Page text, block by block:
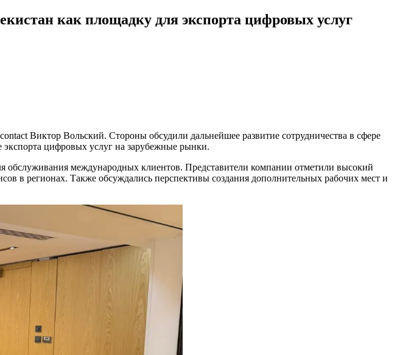
как площадку для экспорта цифровых услуг
Виктор Вольский. Стороны обсудили дальнейшее развитие сотрудничества в сфере
экспорта цифровых услуг на зарубежные рынки.
обслуживания международных клиентов. Представители компании отметили высокий
в регионах. Также обсуждались перспективы создания дополнительных рабочих мест и